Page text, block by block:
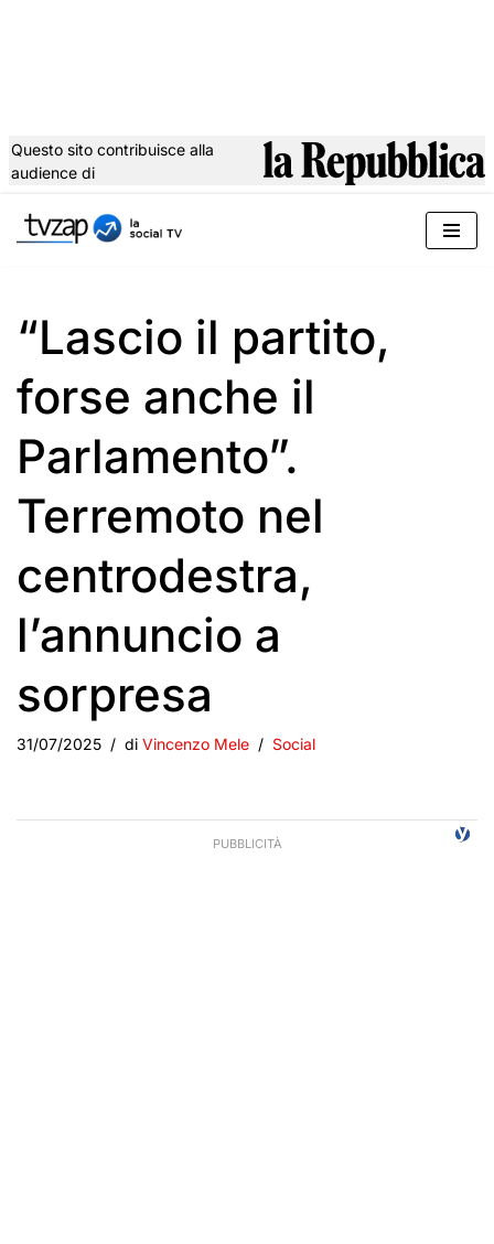
al
Questo sito contribuisce alla
audience di
“Lascio il partito,
forse anche il
Parlamento”.
Terremoto nel
centrodestra,
l’annuncio a
sorpresa
31/07/2025 di Vincenzo Mele Social